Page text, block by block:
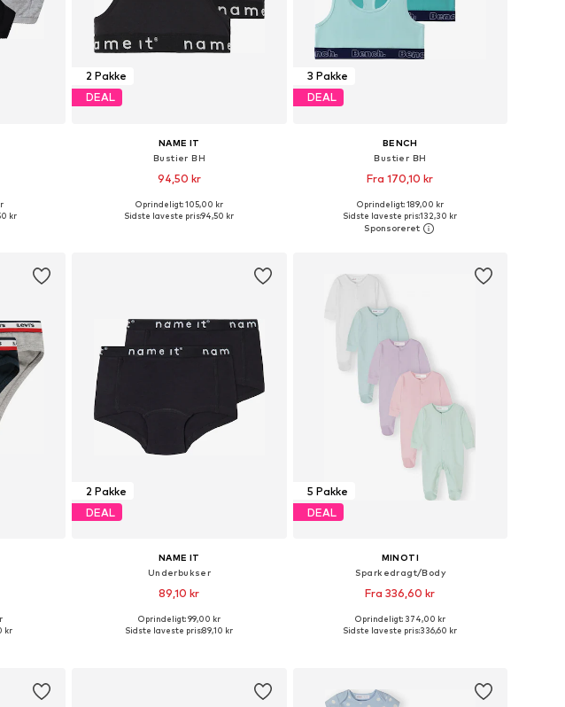
kr
2 Pakke
DEAL
NAME IT
Bustier BH
94,50 kr
+1
Fås i mange størrelser
Oprindeligt: 105,00 kr
Sidste laveste pris:94,50 kr
3 Pakke
DEAL
BENCH
Bustier BH
Fra 170,10 kr
Fås i mange størrelser
Føj til indkøbskurv
Oprindeligt: 189,00 kr
Sidste laveste pris:132,30 kr
128-140
kr
2 Pakke
DEAL
NAME IT
Underbukser
89,10 kr
+2
Fås i mange størrelser
Oprindeligt: 99,00 kr
Sidste laveste pris:89,10 kr
5 Pakke
DEAL
MINOTI
Sparkedragt/Body
Fra 336,60 kr
Fås i mange størrelser
Oprindeligt: 374,00 kr
Sidste laveste pris:336,60 kr